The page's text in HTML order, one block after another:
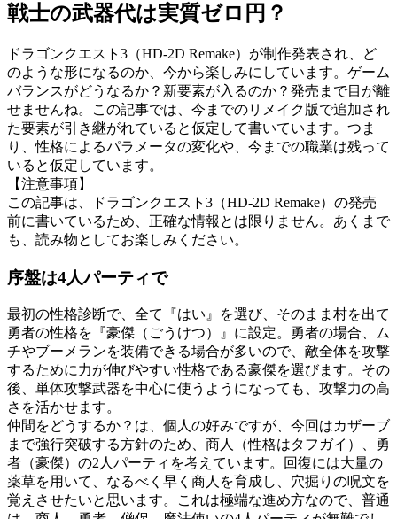
戦士の武器代は実質ゼロ円？
ドラゴンクエスト3（HD-2D Remake）が制作発表され、ど
のような形になるのか、今から楽しみにしています。ゲーム
バランスがどうなるか？新要素が入るのか？発売まで目が離
せませんね。この記事では、今までのリメイク版で追加され
た要素が引き継がれていると仮定して書いています。つま
り、性格によるパラメータの変化や、今までの職業は残って
いると仮定しています。
【注意事項】
この記事は、ドラゴンクエスト3（HD-2D Remake）の発売
前に書いているため、正確な情報とは限りません。あくまで
も、読み物としてお楽しみください。
序盤は4人パーティで
最初の性格診断で、全て『はい』を選び、そのまま村を出て
勇者の性格を『豪傑（ごうけつ）』に設定。勇者の場合、ム
チやブーメランを装備できる場合が多いので、敵全体を攻撃
するために力が伸びやすい性格である豪傑を選びます。その
後、単体攻撃武器を中心に使うようになっても、攻撃力の高
さを活かせます。
仲間をどうするか？は、個人の好みですが、今回はカザーブ
まで強行突破する方針のため、商人（性格はタフガイ）、勇
者（豪傑）の2人パーティを考えています。回復には大量の
薬草を用いて、なるべく早く商人を育成し、穴掘りの呪文を
覚えさせたいと思います。これは極端な進め方なので、普通